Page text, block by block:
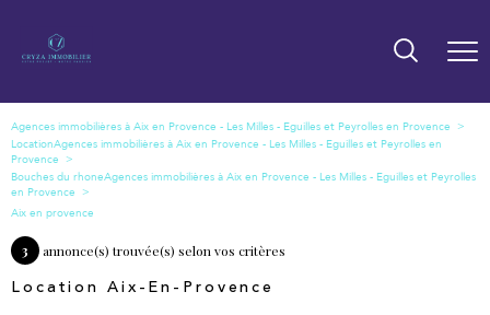
Location
Bouches du rhone
Aix en provence
3 annonce(s) trouvée(s) selon vos critères
Location Aix-En-Provence